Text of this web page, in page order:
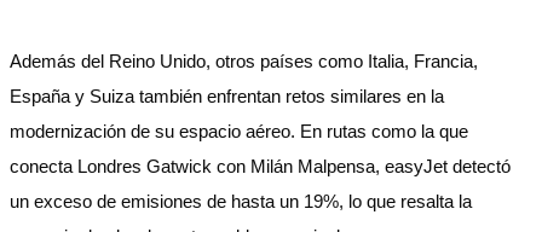
Además del Reino Unido, otros países como Italia, Francia,
España y Suiza también enfrentan retos similares en la
modernización de su espacio aéreo. En rutas como la que
conecta Londres Gatwick con Milán Malpensa, easyJet detectó
un exceso de emisiones de hasta un 19%, lo que resalta la